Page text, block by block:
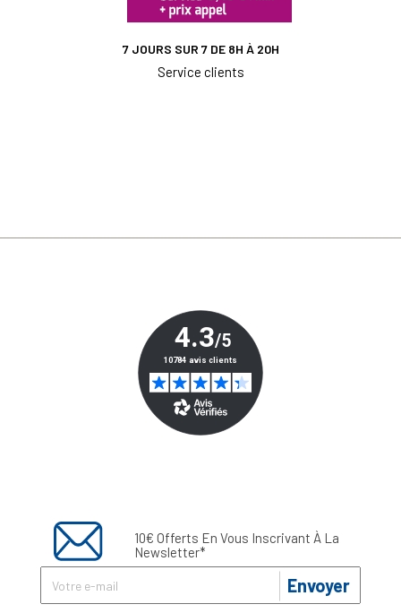
7 JOURS SUR 7 DE 8H À 20H
Service clients
10€ Offerts En Vous Inscrivant À La
Newsletter*
Envoyer